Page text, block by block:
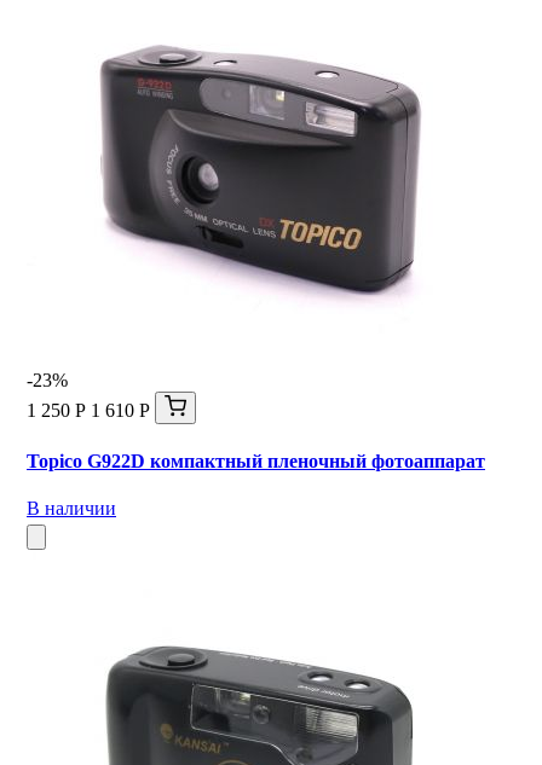
-23%
1 250 Р 1 610 Р
Topico G922D компактный пленочный фотоаппарат
В наличии